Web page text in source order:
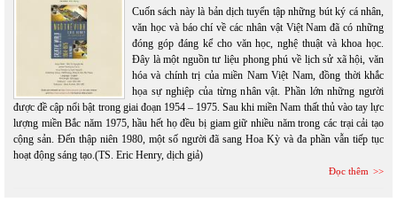
Cuốn sách này là bản dịch tuyển tập những bút ký cá nhân,
văn học và báo chí về các nhân vật Việt Nam đã có những
đóng góp đáng kể cho văn học, nghệ thuật và khoa học.
Đây là một nguồn tư liệu phong phú về lịch sử xã hội, văn
hóa và chính trị của miền Nam Việt Nam, đồng thời khắc
họa sự nghiệp của từng nhân vật. Phần lớn những người
được đề cập nổi bật trong giai đoạn 1954 – 1975. Sau khi miền Nam thất thủ vào tay lực
lượng miền Bắc năm 1975, hầu hết họ đều bị giam giữ nhiều năm trong các trại cải tạo
cộng sản. Đến thập niên 1980, một số người đã sang Hoa Kỳ và đa phần vẫn tiếp tục
hoạt động sáng tạo.(TS. Eric Henry, dịch giả)
Đọc thêm